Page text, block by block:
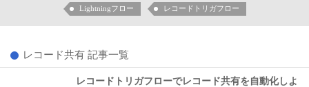
Lightningフロー レコードトリガフロー
レコード共有 記事一覧
レコードトリガフローでレコード共有を自動化しよ